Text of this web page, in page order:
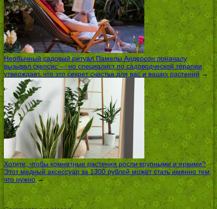
Необычный садовый ритуал Памелы Андерсон поначалу
вызывал скепсис — но специалист по садоводческой терапии
утверждает, что это секрет счастья для вас и ваших растений→
Хотите, чтобы комнатные растения росли крупными и яркими?
Этот медный аксессуар за 1300 рублей может стать именно тем,
что нужно→